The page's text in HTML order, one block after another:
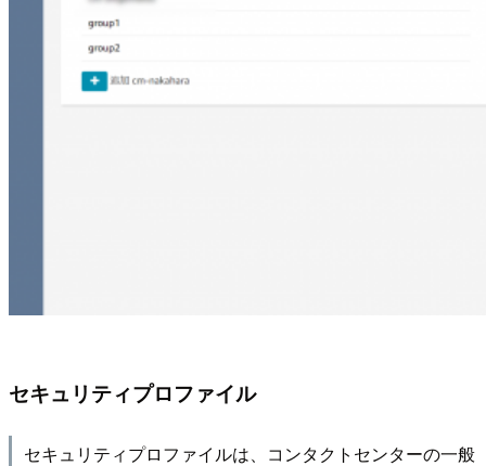
セキュリティプロファイル
セキュリティプロファイルは、コンタクトセンターの一般